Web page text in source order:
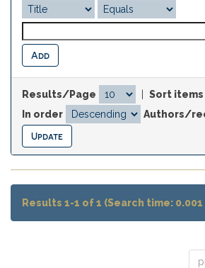
Results/Page
Sort items
In order
Authors/
Results 1-1 of 1 (Search time: